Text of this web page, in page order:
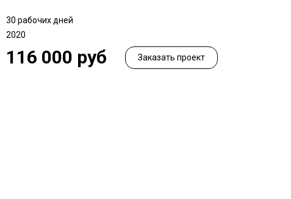
30 рабочих дней
2020
116 000 руб Заказать проект